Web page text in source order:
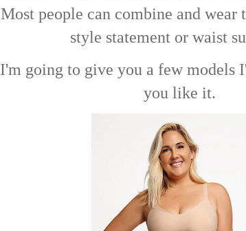
Most people can combine and wear
style statement or waist
I'm going to give you a few models
you like it.